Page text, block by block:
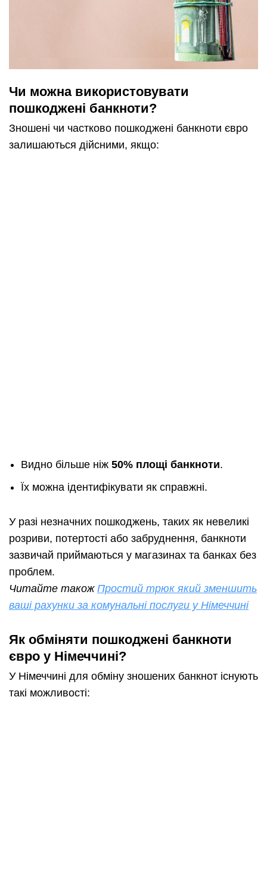
Чи можна використовувати
пошкоджені банкноти?
Зношені чи частково пошкоджені банкноти євро
залишаються дійсними, якщо:
Видно більше ніж 50% площі банкноти.
Їх можна ідентифікувати як справжні.
У разі незначних пошкоджень, таких як невеликі
розриви, потертості або забруднення, банкноти
зазвичай приймаються у магазинах та банках без
проблем.
Читайте також Простий трюк який зменшить
ваші рахунки за комунальні послуги у Німеччині
Як обміняти пошкоджені банкноти
євро у Німеччині?
У Німеччині для обміну зношених банкнот існують
такі можливості: